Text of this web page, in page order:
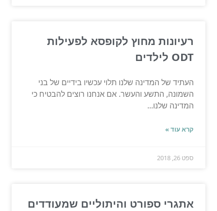
רעיונות מחוץ לקופסא לפעילות
ODT לילדים
העתיד של המדינה שלנו תלוי עכשיו בידיים של בני
השמונה, התשע והעשר. אם אנחנו רוצים להבטיח כי
המדינה שלנו...
קרא עוד »
ספט 26, 2018
אתגרי ספורט והיתוליים שמעודדים